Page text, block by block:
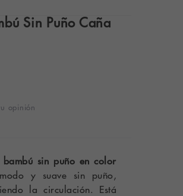
Sin Puño Caña
opinión
sin puño en color
y suave sin puño,
la circulación. Está